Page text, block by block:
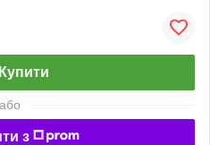
Купити
або
з